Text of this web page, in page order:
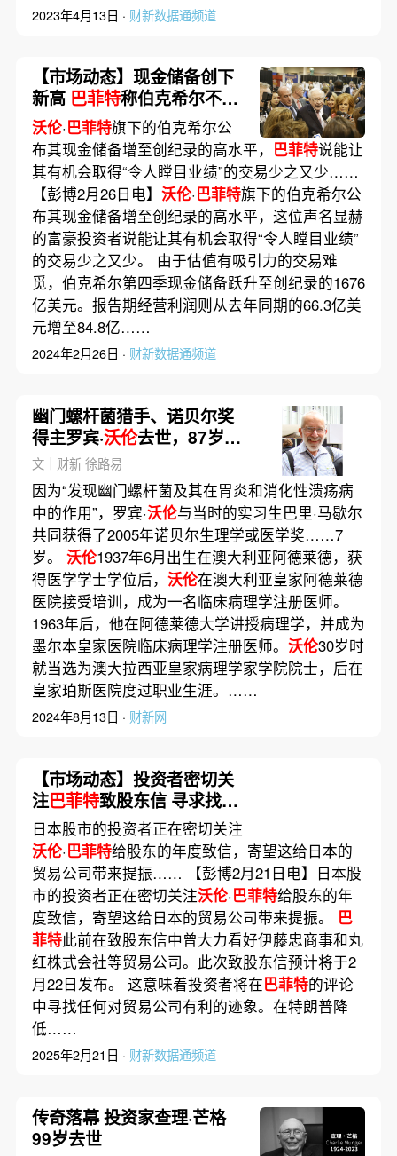
2023年4月13日 · 财新数据通频道
【市场动态】现金储备创下
新高 巴菲特称伯克希尔不可
能交出“令人瞠目”的业绩
沃伦·巴菲特旗下的伯克希尔公
布其现金储备增至创纪录的高水平， 巴菲特说能让
其有机会取得“令人瞠目业绩”的交易少之又少……
【彭博2月26日电】 沃伦·巴菲特旗下的伯克希尔公
布其现金储备增至创纪录的高水平，这位声名显赫
的富豪投资者说能让其有机会取得“令人瞠目业绩”
的交易少之又少。 由于估值有吸引力的交易难
觅，伯克希尔第四季现金储备跃升至创纪录的1676
亿美元。报告期经营利润则从去年同期的66.3亿美
元增至84.8亿……
2024年2月26日 · 财新数据通频道
幽门螺杆菌猎手、诺贝尔奖
得主罗宾·沃伦去世，87岁｜
讣闻
文｜财新 徐路易
因为“发现幽门螺杆菌及其在胃炎和消化性溃疡病
中的作用”，罗宾·沃伦与当时的实习生巴里·马歇尔
共同获得了2005年诺贝尔生理学或医学奖……7
岁。 沃伦1937年6月出生在澳大利亚阿德莱德，获
得医学学士学位后， 沃伦在澳大利亚皇家阿德莱德
医院接受培训，成为一名临床病理学注册医师。
1963年后，他在阿德莱德大学讲授病理学，并成为
墨尔本皇家医院临床病理学注册医师。 沃伦30岁时
就当选为澳大拉西亚皇家病理学家学院院士，后在
皇家珀斯医院度过职业生涯。……
2024年8月13日 · 财新网
【市场动态】投资者密切关
注巴菲特致股东信 寻求找到
提振日股的关键指引
日本股市的投资者正在密切关注
沃伦·巴菲特给股东的年度致信，寄望这给日本的
贸易公司带来提振…… 【彭博2月21日电】日本股
市的投资者正在密切关注沃伦·巴菲特给股东的年
度致信，寄望这给日本的贸易公司带来提振。 巴
菲特此前在致股东信中曾大力看好伊藤忠商事和丸
红株式会社等贸易公司。此次致股东信预计将于2
月22日发布。 这意味着投资者将在巴菲特的评论
中寻找任何对贸易公司有利的迹象。在特朗普降
低……
2025年2月21日 · 财新数据通频道
传奇落幕 投资家查理·芒格
99岁去世